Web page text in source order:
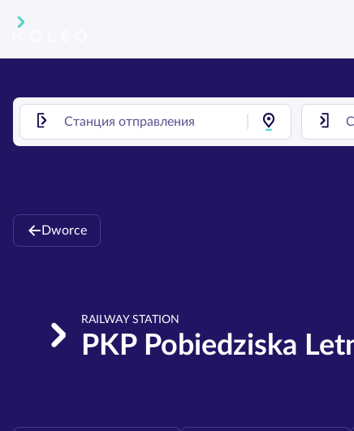
Dworce
RAILWAY STATION
PKP Pobiedziska